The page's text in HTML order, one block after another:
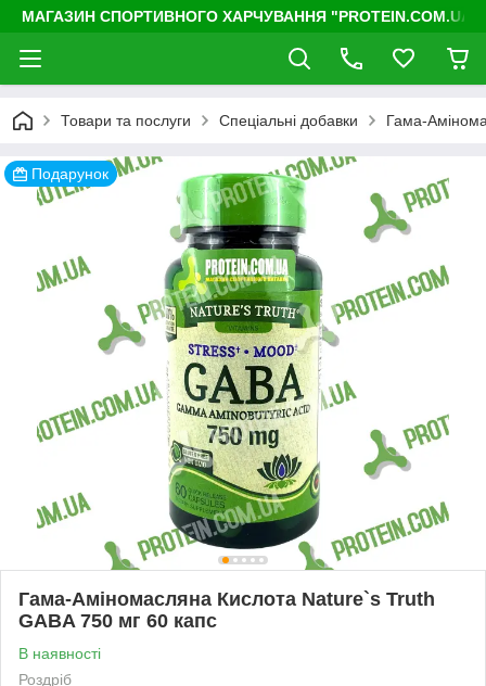
МАГАЗИН СПОРТИВНОГО ХАРЧУВАННЯ "PROTEIN.COM.UA"
Товари та послуги Спеціальні добавки Гама-
Подарунок
Гама-Аміномасляна Кислота Nature`s Truth
GABA 750 мг 60 капс
В наявності
Роздріб